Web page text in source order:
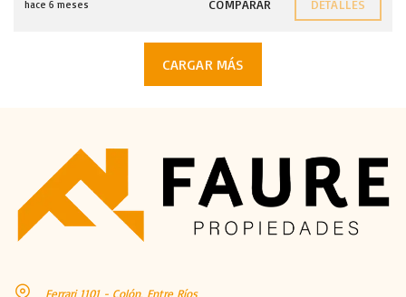
hace 6 meses COMPARAR DETALLES
CARGAR MÁS
Ferrari 1101 - Colón, Entre Ríos